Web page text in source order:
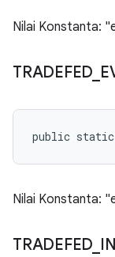
Nilai Konstanta:
TRADEFED
public static
Nilai Konstanta:
TRADEFED